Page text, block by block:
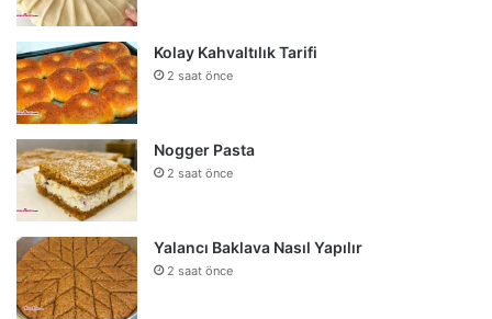
Kolay Kahvaltılık Tarifi
2 saat önce
Nogger Pasta
2 saat önce
Yalancı Baklava Nasıl Yapılır
2 saat önce